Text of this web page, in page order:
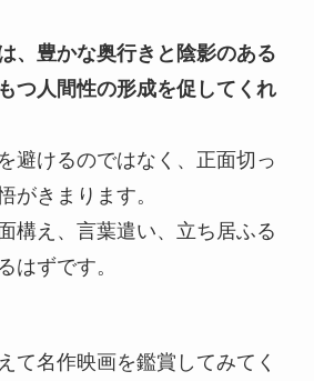
、豊かな奥行きと陰影のある
つ人間性の形成を促してくれ
避けるのではなく、正面切っ
がきまります。
構え、言葉遣い、立ち居ふる
はずです。
て名作映画を鑑賞してみてく